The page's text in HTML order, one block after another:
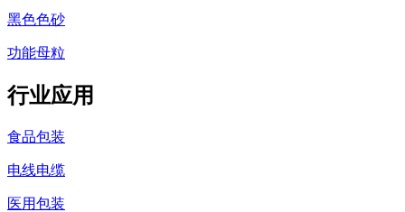
黑色色砂
功能母粒
行业应用
食品包装
电线电缆
医用包装